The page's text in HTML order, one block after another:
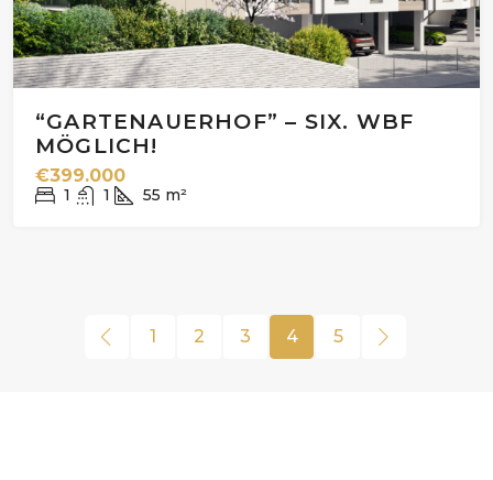
“GARTENAUERHOF” – SIX. WBF
MÖGLICH!
€399.000
1 1 55 m²
1 2 3 4 5